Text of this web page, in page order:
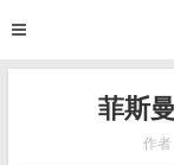
菲斯
作